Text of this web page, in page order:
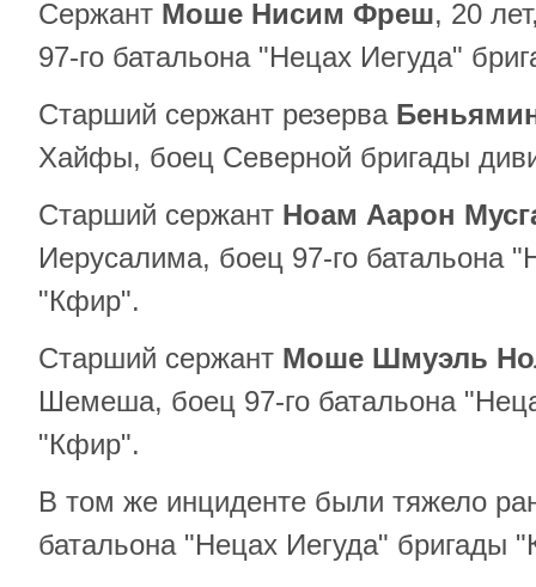
Сержант Моше Нисим Фреш, 20
97-го батальона "Нецах Иегуда"
Старший сержант резерва
Хайфы, боец ​​Северной бригады
Старший сержант Ноам Аарон
Иерусалима, боец ​​97-го батальона
"Кфир".
Старший сержант Моше Шмуэль
Шемеша, боец ​​97-го батальона
"Кфир".
В том же инциденте были тяжело
батальона "Нецах Иегуда" бригады